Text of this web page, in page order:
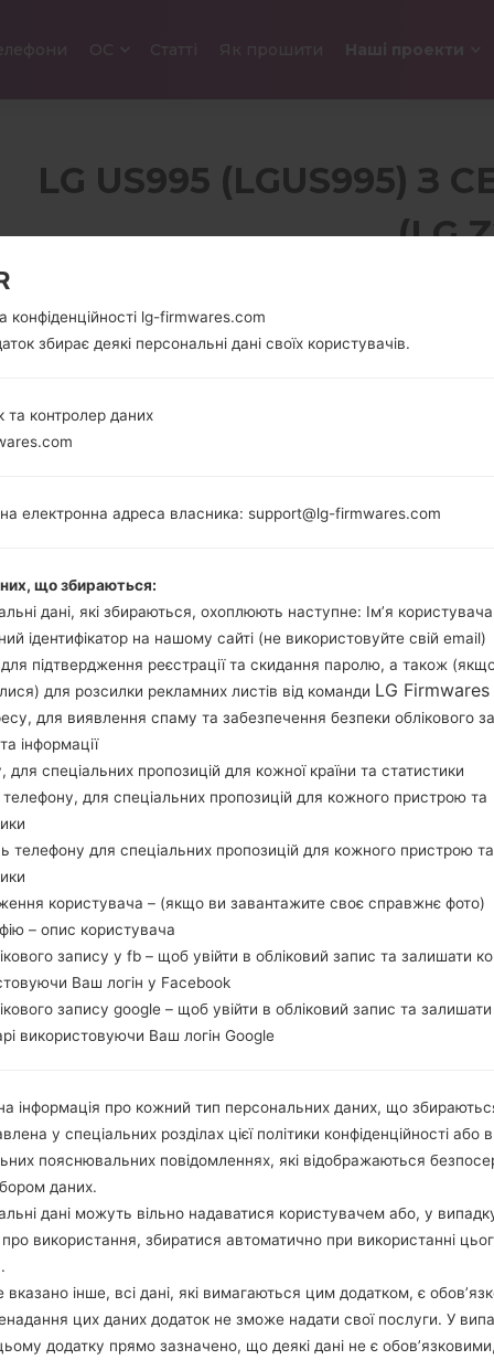
ОС Статті Як прошити Наші проекти
LG US995 (LGUS995) З
(LG
1080 x 1920 пікселів
(403 ppi)
унції)
MSM8994 USB 2.0
Release
Buy accessories on
Головна →
akaLG G
конфіденційності lg-firmwares.com
збирає деякі персональні дані своїх користувачів.
та контролер даних
електронна адреса власника: support@lg-firmwares.com
що збираються:
дані, які збираються, охоплюють наступне: Ім’я
ідентифікатор на нашому сайті (не використовуйте свій email)
підтвердження реєстрації та скидання паролю, а також
для розсилки рекламних листів від команди LG Firmwares
для виявлення спаму та забезпечення безпеки облікового
інформації
для спеціальних пропозицій для кожної країни та статистики
для спеціальних пропозицій для кожного пристрою та
телефону для спеціальних пропозицій для кожного пристрою та
користувача – (якщо ви завантажите своє справжнє фото)
– опис користувача
запису у fb – щоб увійти в обліковий запис та залишати
Ваш логін у Facebook
запису google – щоб увійти в обліковий запис та залишати
використовуючи Ваш логін Google
інформація про кожний тип персональних даних, що
у спеціальних розділах цієї політики конфіденційності або в
пояснювальних повідомленнях, які відображаються
даних.
дані можуть вільно надаватися користувачем або, у
використання, збиратися автоматично при використанні
інше, всі дані, які вимагаються цим додатком, є
цих даних додаток не зможе надати свої послуги. У
додатку прямо зазначено, що деякі дані не є обов’язковими,